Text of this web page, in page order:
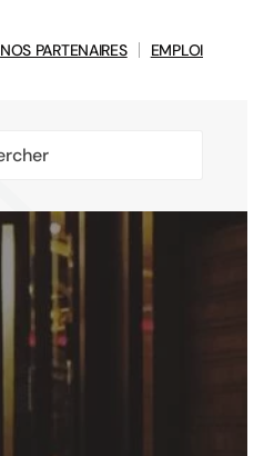
NOS PARTENAIRES EMPLOI